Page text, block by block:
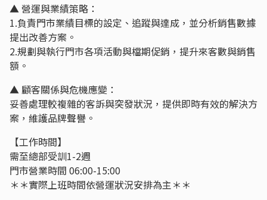
▲ 營運與業績策略：
1.負責門市業績目標的設定、追蹤與達成，並分析銷售數據
提出改善方案。
2.規劃與執行門市各項活動與檔期促銷，提升來客數與銷售
額。
▲ 顧客關係與危機應變：
妥善處理較複雜的客訴與突發狀況，提供即時有效的解決方
案，維護品牌聲譽。
【工作時間】
需至總部受訓1-2週
門市營業時間 06:00-15:00
＊＊實際上班時間依營運狀況安排為主＊＊